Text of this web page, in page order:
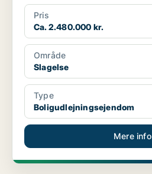
Pris
Ca. 2.480.000 kr.
Område
Slagelse
Type
Boligudlejningsejendom
Mere info